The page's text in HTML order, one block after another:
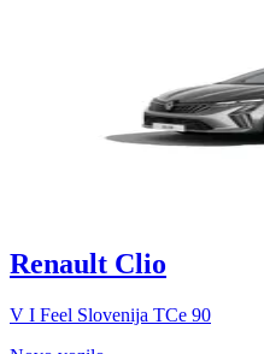
Renault Clio
V I Feel Slovenija TCe 90